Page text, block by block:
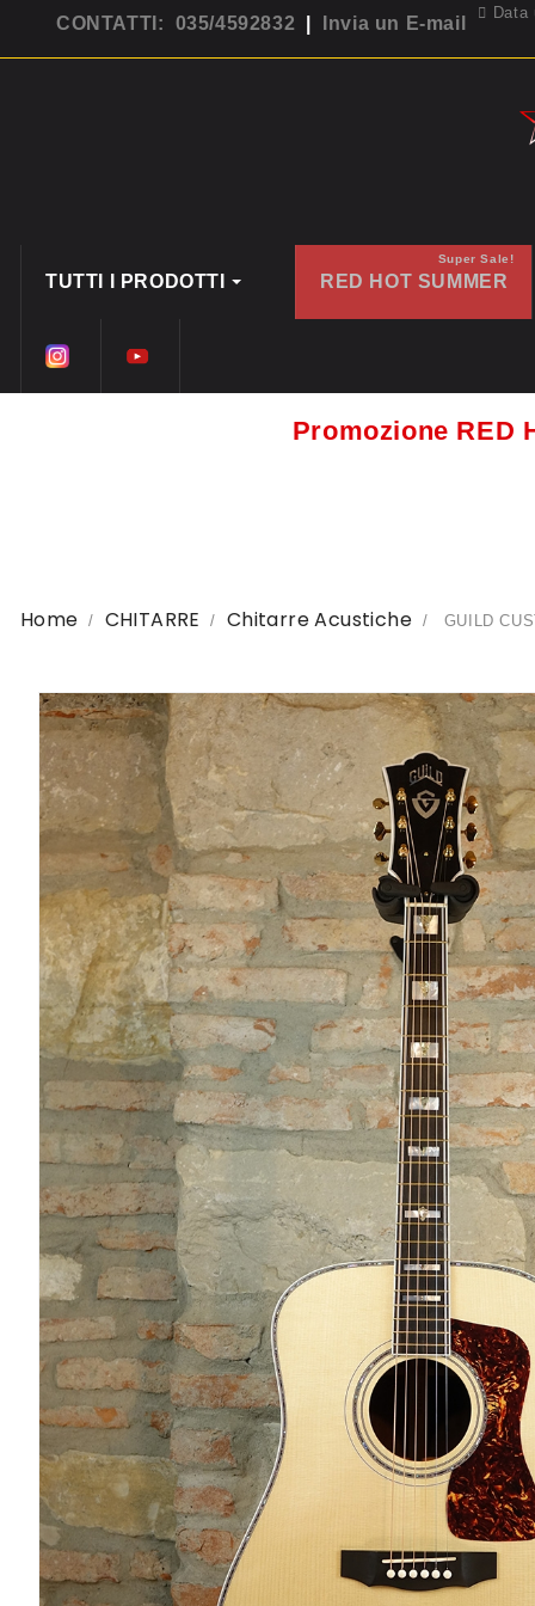
CONTATTI: 035/4592832 Invia un E-mail
Data
TUTTI I PRODOTTI RED HOT SUMMER
Super Sale!
Promozione RED
Home CHITARRE Chitarre Acustiche GUILD